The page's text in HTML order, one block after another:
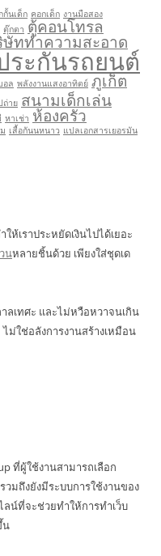
กั้นเด็ก คอกเด็ก งานมือสอง
ตุ๊กตา ตู้คอนโทรล
ษัททำความสะอาด
ระกันรถยนต์
อล พลังงานแสงอาทิตย์ ภูเก็ต
ถ่าย สนามเด็กเล่น
หาเช่า ห้องครัว
เสื้อกันนหนาว แปลเอกสารเยอรมัน
ห้เราประหยัดเงินไปได้เยอะ
นหลายชิ้นด้วย เพียงใส่ชุดเด
ลเทศะ และไม่หวือหวาจนเกิน
ม่ใช่อลังการงานสร้างเหมือน
ที่ผู้ใช้งานสามารถเลือก
วมถึงยังมีระบบการใช้งานของ
ลน์ที่จะช่วยทำให้การทำเว็บ
น